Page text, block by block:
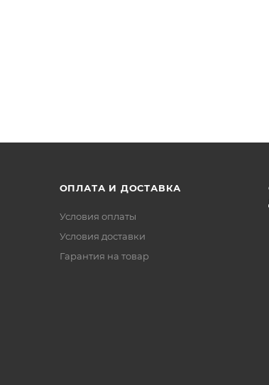
ОПЛАТА И ДОСТАВКА
Условия оплаты
Условия доставки
Гарантия на товар